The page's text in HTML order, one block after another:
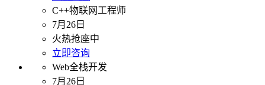
C++物联网工程师
7月26日
火热抢座中
立即咨询
Web全栈开发
7月26日